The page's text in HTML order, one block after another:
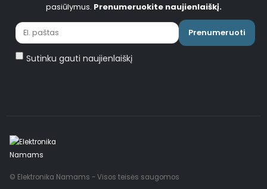
pasiūlymus. Prenumeruokite naujienlaiškį.
Prenumeruoti
Sutinku gauti naujienlaiškį
© Elektronika Namams - Visos teisės saugomos